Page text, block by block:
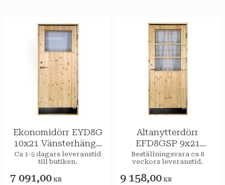
Ekonomidörr EYD8G
10x21 Vänsterhängd
STAR Varmförråd 2-
glas isolerruta
Ca 1-5 dagars leveranstid
till butiken.
7 091,00 KR
Altanytterdörr
EFD8GSP 9x21
Vänsterhängd STAR
Varmförråd Klarglas
spröjs
Beställningsvara ca 8
veckors leveranstid.
9 158,00 KR